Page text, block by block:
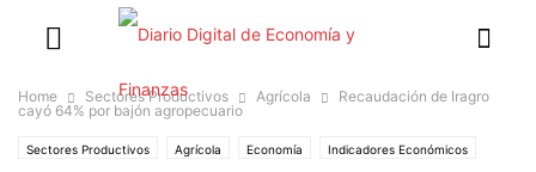
Home Sectores Productivos Agrícola
Recaudación de Iragro
cayó 64% por bajón agropecuario
Sectores Productivos Agrícola Economía Indicadores Económicos